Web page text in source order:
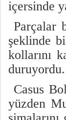
içersinde
Parçalar
şeklinde
kollarını
duruyordu.
Casus
yüzden